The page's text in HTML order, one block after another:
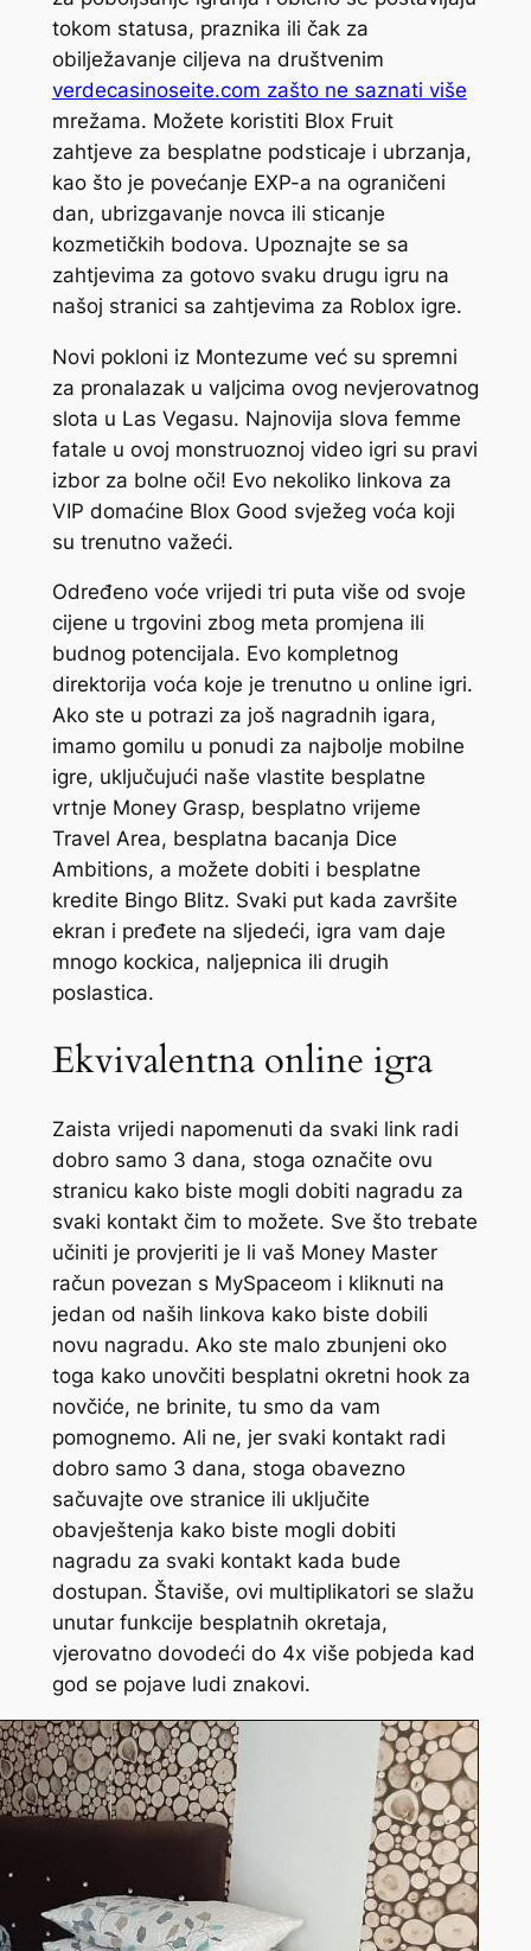
tokom statusa, praznika ili čak za
obilježavanje ciljeva na društvenim
verdecasinoseite.com zašto ne saznati više
mrežama. Možete koristiti Blox Fruit
zahtjeve za besplatne podsticaje i ubrzanja,
kao što je povećanje EXP-a na ograničeni
dan, ubrizgavanje novca ili sticanje
kozmetičkih bodova. Upoznajte se sa
zahtjevima za gotovo svaku drugu igru ​​na
našoj stranici sa zahtjevima za Roblox igre.
Novi pokloni iz Montezume već su spremni
za pronalazak u valjcima ovog nevjerovatnog
slota u Las Vegasu. Najnovija slova femme
fatale u ovoj monstruoznoj video igri su pravi
izbor za bolne oči! Evo nekoliko linkova za
VIP domaćine Blox Good svježeg voća koji
su trenutno važeći.
Određeno voće vrijedi tri puta više od svoje
cijene u trgovini zbog meta promjena ili
budnog potencijala. Evo kompletnog
direktorija voća koje je trenutno u online igri.
Ako ste u potrazi za još nagradnih igara,
imamo gomilu u ponudi za najbolje mobilne
igre, uključujući naše vlastite besplatne
vrtnje Money Grasp, besplatno vrijeme
Travel Area, besplatna bacanja Dice
Ambitions, a možete dobiti i besplatne
kredite Bingo Blitz. Svaki put kada završite
ekran i pređete na sljedeći, igra vam daje
mnogo kockica, naljepnica ili drugih
poslastica.
Ekvivalentna online igra
Zaista vrijedi napomenuti da svaki link radi
dobro samo 3 dana, stoga označite ovu
stranicu kako biste mogli dobiti nagradu za
svaki kontakt čim to možete. Sve što trebate
učiniti je provjeriti je li vaš Money Master
račun povezan s MySpaceom i kliknuti na
jedan od naših linkova kako biste dobili
novu nagradu. Ako ste malo zbunjeni oko
toga kako unovčiti besplatni okretni hook za
novčiće, ne brinite, tu smo da vam
pomognemo. Ali ne, jer svaki kontakt radi
dobro samo 3 dana, stoga obavezno
sačuvajte ove stranice ili uključite
obavještenja kako biste mogli dobiti
nagradu za svaki kontakt kada bude
dostupan. Štaviše, ovi multiplikatori se slažu
unutar funkcije besplatnih okretaja,
vjerovatno dovodeći do 4x više pobjeda kad
god se pojave ludi znakovi.